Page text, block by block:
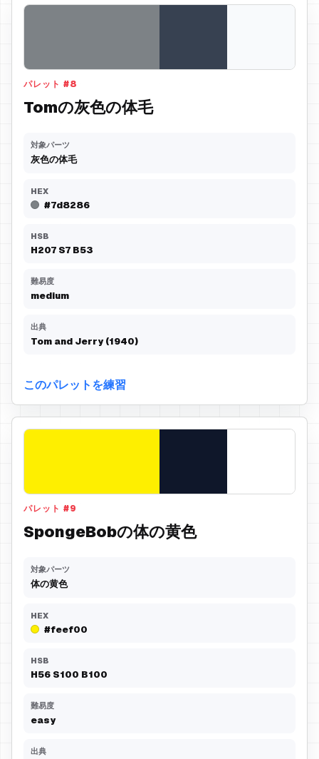
パレット #8
Tomの灰色の体毛
対象パーツ
灰色の体毛
HEX
#7d8286
HSB
H207 S7 B53
難易度
medium
出典
Tom and Jerry (1940)
このパレットを練習
パレット #9
SpongeBobの体の黄色
対象パーツ
体の黄色
HEX
#feef00
HSB
H56 S100 B100
難易度
easy
出典